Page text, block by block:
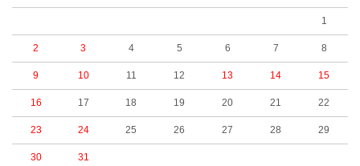
1
2 3 4 5 6 7 8
9 10 11 12 13 14 15
16 17 18 19 20 21 22
23 24 25 26 27 28 29
30 31